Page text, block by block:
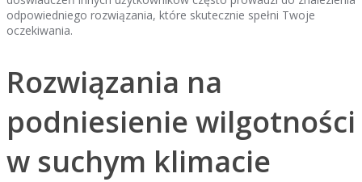
odpowiedniego rozwiązania, które skutecznie spełni Twoje
oczekiwania.
Rozwiązania na
podniesienie wilgotności
w suchym klimacie